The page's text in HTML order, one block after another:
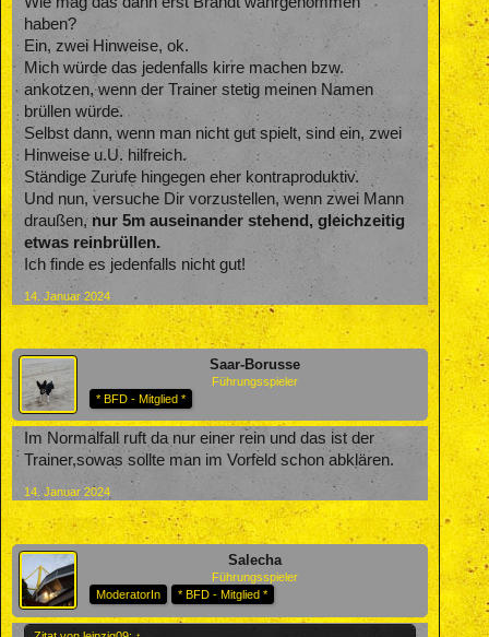
haben?
Ein, zwei Hinweise, ok.
Mich würde das jedenfalls kirre machen bzw.
ankotzen, wenn der Trainer stetig meinen Namen
brüllen würde.
Selbst dann, wenn man nicht gut spielt, sind ein, zwei
Hinweise u.U. hilfreich.
Ständige Zurufe hingegen eher kontraproduktiv.
Und nun, versuche Dir vorzustellen, wenn zwei Mann
draußen,nur 5m auseinander stehend, gleichzeitig
etwas reinbrüllen.
Ich finde es jedenfalls nicht gut!
14. Januar 2024
Saar-Borusse
Führungsspieler
* BFD - Mitglied *
Im Normalfall ruft da nur einer rein und das ist der
Trainer,sowas sollte man im Vorfeld schon abklären.
14. Januar 2024
Salecha
Führungsspieler
ModeratorIn
* BFD - Mitglied *